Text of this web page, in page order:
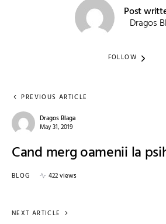
Post
Dragos
FOLLOW
PREVIOUS ARTICLE
Dragos Blaga
May 31, 2019
Cand merg oamenii la
BLOG 422 views
NEXT ARTICLE